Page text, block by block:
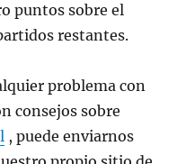
puntos sobre el
restantes.
problema con
consejos sobre
, puede enviarnos